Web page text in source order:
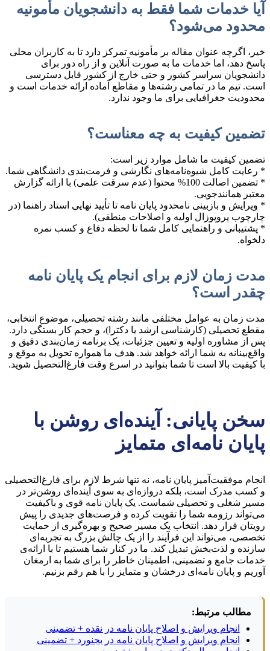
آیا خدمات شما فقط به دانشجویان مأمونیه
محدود می‌شود؟
خیر، اگرچه عنوان مقاله بر مأمونیه تمرکز دارد تا به کاربران محلی
پاسخ دهد، اما خدمات ما به صورت آنلاین و از راه دور برای
دانشجویان سراسر کشور و حتی خارج از کشور قابل دسترسی
است. تیم ما در تمامی رشته‌ها و مقاطع آماده ارائه خدمات است و
محدودیت جغرافیایی برای ما وجود ندارد.
تضمین کیفیت به چه معناست؟
تضمین کیفیت ما شامل موارد زیر است:
* رعایت کامل شیوه‌نامه‌های نگارشی و فرمت‌بندی دانشگاهی شما.
* تضمین اصالت 100% محتوا (عدم سرقت علمی) با ارائه گزارش
معتبر همانندجویی.
* ویرایش و بازبینی نامحدود پایان نامه تا تأیید نهایی استاد راهنما (در
چارچوب پروپوزال اولیه و اصلاحات منطقی).
* پشتیبانی و راهنمایی کامل شما تا لحظه دفاع و کسب نمره
دلخواه.
مدت زمان لازم برای انجام یک پایان نامه
چقدر است؟
مدت زمان به عوامل مختلفی مانند رشته تحصیلی، موضوع انتخابی،
مقطع تحصیلی (کارشناسی ارشد یا دکترا)، و حجم کار بستگی دارد.
پس از مشاوره اولیه و تعیین جزئیات، یک برنامه زمان‌بندی دقیق و
واقع‌بینانه به شما ارائه خواهد شد. هدف ما همواره تحویل به موقع و
با کیفیت بالا است تا شما بتوانید در اسرع وقت فارغ‌التحصیل شوید.
سخن پایانی: آینده‌ای روشن با
پایان نامه‌ای متمایز
انجام موفقیت‌آمیز پایان نامه، نه تنها شرط لازم برای فارغ‌التحصیلی
و کسب مدرک است، بلکه دروازه‌ای به سوی آینده‌ای روشن‌تر در
مسیر شغلی و تحصیلی شماست. یک پایان نامه قوی و باکیفیت
می‌تواند رزومه شما را تقویت کرده و فرصت‌های جدیدی را پیش
رویتان قرار دهد. انتخاب یک مسیر صحیح و بهره‌گیری از حمایت
تخصصی، می‌تواند این فرآیند را از یک چالش بزرگ به تجربه‌ای
سازنده و لذت‌بخش تبدیل کند. ما در کنار شما هستیم تا با ارائه‌ی
خدمات جامع و تضمینی، اطمینان خاطر را برای شما به ارمغان
آوریم و پایان نامه‌ای درخشان و متمایز را با هم رقم بزنیم.
مطالب مرتبط:
انجام ویرایش و اصلاح پایان نامه در نقده + تضمینی
انجام ویرایش و اصلاح پایان نامه در بجنورد + تضمینی